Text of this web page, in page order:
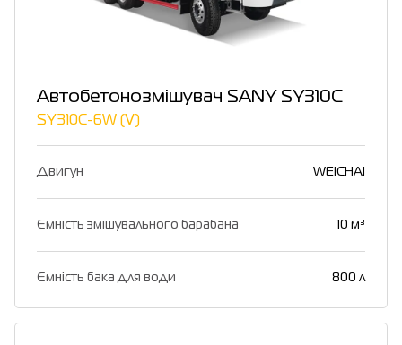
Автобетонозмішувач SANY SY310C
SY310C-6W (Ⅴ)
Двигун WEICHAI
Ємність змішувального барабана 10 м³
Ємність бака для води 800 л